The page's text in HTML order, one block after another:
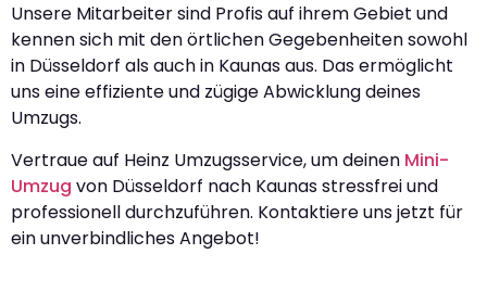
Unsere Mitarbeiter sind Profis auf ihrem Gebiet und
kennen sich mit den örtlichen Gegebenheiten sowohl
in Düsseldorf als auch in Kaunas aus. Das ermöglicht
uns eine effiziente und zügige Abwicklung deines
Umzugs.
Vertraue auf Heinz Umzugsservice, um deinen Mini-
Umzug von Düsseldorf nach Kaunas stressfrei und
professionell durchzuführen. Kontaktiere uns jetzt für
ein unverbindliches Angebot!